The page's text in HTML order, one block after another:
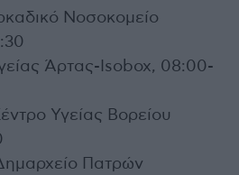
Νοσοκομείο
Άρτας-Isobox, 08:00-
Υγείας Βορείου
Πατρών